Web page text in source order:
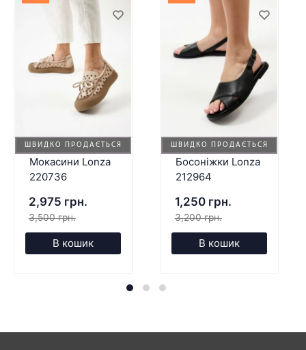
ШВИДКО ПРОДАЄТЬСЯ
Мокасини Lonza
220736
2,975 грн.
3,500 грн.
В кошик
ШВИДКО ПРОДАЄТЬСЯ
Босоніжки Lonza
212964
1,250 грн.
3,200 грн.
В кошик